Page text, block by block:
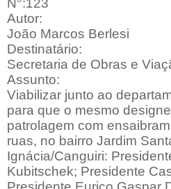
N°:123
Autor:
João Marcos Berlesi
Destinatário:
Secretaria de Obras e
Assunto:
Viabilizar junto ao
para que o mesmo
patrolagem com
ruas, no bairro Jardim
Ignácia/Canguiri:
Kubitschek; Presidente